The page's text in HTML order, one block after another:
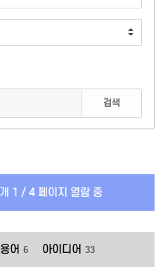
검색
개 1 / 4 페이지 열람 중
어 6 아이디어 33